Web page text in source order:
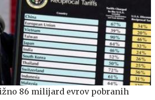
86 milijard evrov pobranih